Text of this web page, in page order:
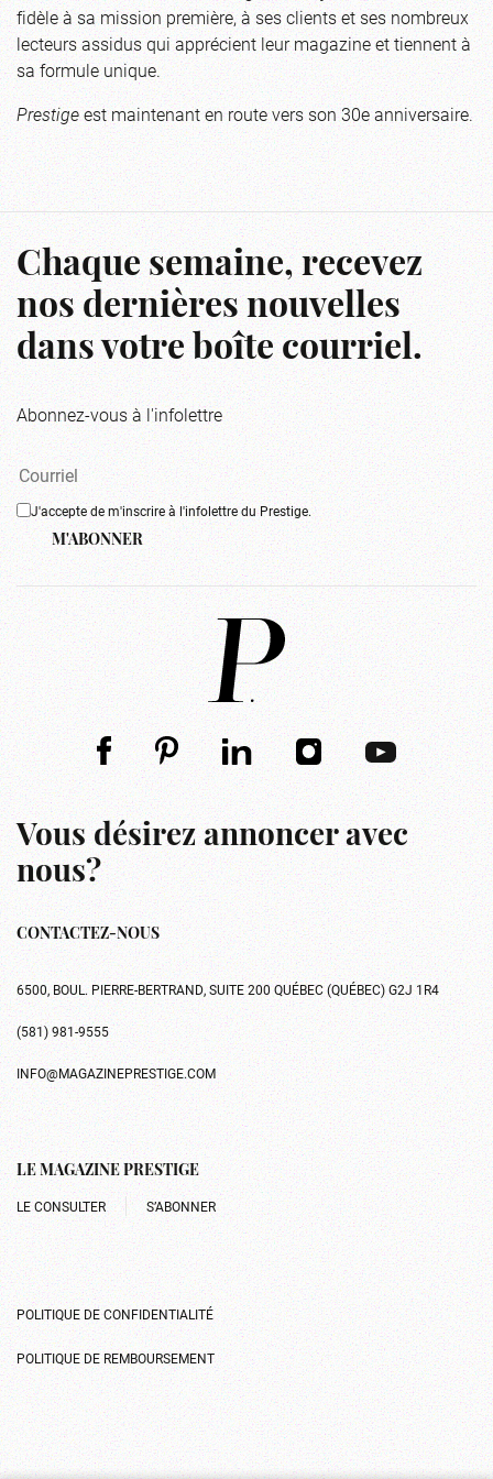
consacrée au courage et à la persévérance en affaires.
dont Le Passe-Partout Services & Bonne Chère et le guide
Quoi Faire.
fidèle à sa mission première, à ses clients et ses nombreux
lecteurs assidus qui apprécient leur magazine et tiennent à
sa formule unique.
Prestigeest maintenant en route vers son 30e anniversaire.
Chaque semaine, recevez
nos dernières nouvelles
dans votre boîte courriel.
Abonnez-vous à l'infolettre
J'accepte de m'inscrire à l'infolettre du Prestige.
M'ABONNER
Vous désirez annoncer avec
nous?
CONTACTEZ-NOUS
6500, BOUL. PIERRE-BERTRAND, SUITE 200 QUÉBEC (QUÉBEC) G2J 1R4
(581) 981-9555
INFO@MAGAZINEPRESTIGE.COM
LE MAGAZINE PRESTIGE
LE CONSULTER S’ABONNER
POLITIQUE DE CONFIDENTIALITÉ
POLITIQUE DE REMBOURSEMENT